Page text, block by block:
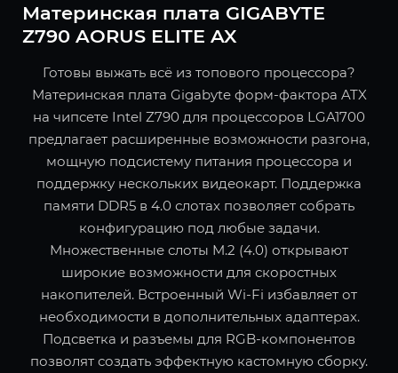
Материнская плата GIGABYTE
Z790 AORUS ELITE AX
Готовы выжать всё из топового процессора?
Материнская плата Gigabyte форм-фактора ATX
на чипсете Intel Z790 для процессоров LGA1700
предлагает расширенные возможности разгона,
мощную подсистему питания процессора и
поддержку нескольких видеокарт. Поддержка
памяти DDR5 в 4.0 слотах позволяет собрать
конфигурацию под любые задачи.
Множественные слоты M.2 (4.0) открывают
широкие возможности для скоростных
накопителей. Встроенный Wi-Fi избавляет от
необходимости в дополнительных адаптерах.
Подсветка и разъемы для RGB-компонентов
позволят создать эффектную кастомную сборку.